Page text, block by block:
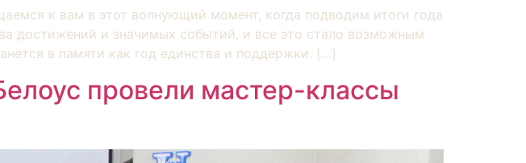
к вам в этот волнующий момент, когда подводим итоги года
достижений и значимых событий, и все это стало возможным
в памяти как год единства и поддержки. […]
провели мастер-классы